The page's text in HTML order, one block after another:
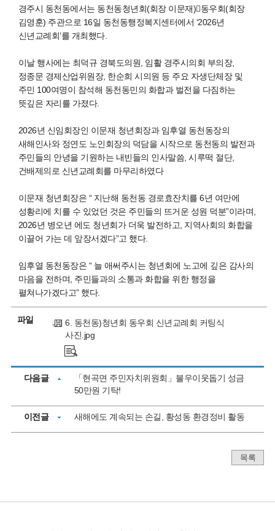
경주시 동천동에서는 동천동청년회(회장 이문재)동우회(회장
김영훈) 주관으로 16일 동천동행정복지센터에서 ‘2026년
신년교례회’를 개최했다.
이날 행사에는 최덕규 경북도의원, 임활 경주시의회 부의장,
정종문 경제산업위원장, 한순희 시의원 등 주요 자생단체장 및
주민 100여명이 참석해 동천동민의 화합과 벌전을 다짐하는
뜻깊은 자리를 가졌다.
2026년 신임회장인 이문재 청년회장과 임후열 동천동장의
새해인사와 정연도 노인회장의 덕담을 시작으로 동천동의 발전과
주민들의 안녕을 기원하는 내빈들의 인사말씀, 시루떡 절단,
건배제의로 신년교례회를 마무리하였다
이문재 청년회장은 “ 지난해 동천동 경로효잔치를 6년 여만에
성황리에 치를 수 있었던 것은 주민들의 뜨거운 성원 덕분”이라며,
2026년 병오년 에도 청년회가 더욱 발전하고, 지역사회의 화합을
이끌어 가는 데 앞장서겠다”고 했다.
임후열 동천동장은 “ 늘 애써주시는 청년회에 노고에 깊은 감사의
마음을 전하며, 주민들과의 소통과 화합을 위한 행정을
펼쳐나가겠다고” 했다.
파일
6. 동천동)청년회 동우회 신년교례회 커팅식
사진.jpg
다음글
「현곡면 주민자치위원회」불우이웃돕기 성금
50만원 기탁!
이전글 새해에도 계속되는 손길, 황성동 환경정비 활동
목록